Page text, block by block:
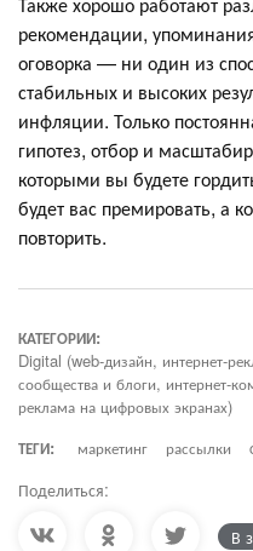
рекомендации,
оговорка — ни один из
стабильных и высоких
инфляции. Только
гипотез, отбор и
которыми вы будете
будет вас премировать, а
повторить.
КАТЕГОРИИ:
Digital (web-дизайн, интернет-
сообщества и блоги, интернет-
реклама на цифровых экранах)
ТЕГИ:
маркетинг рассылки
Поделиться:
В